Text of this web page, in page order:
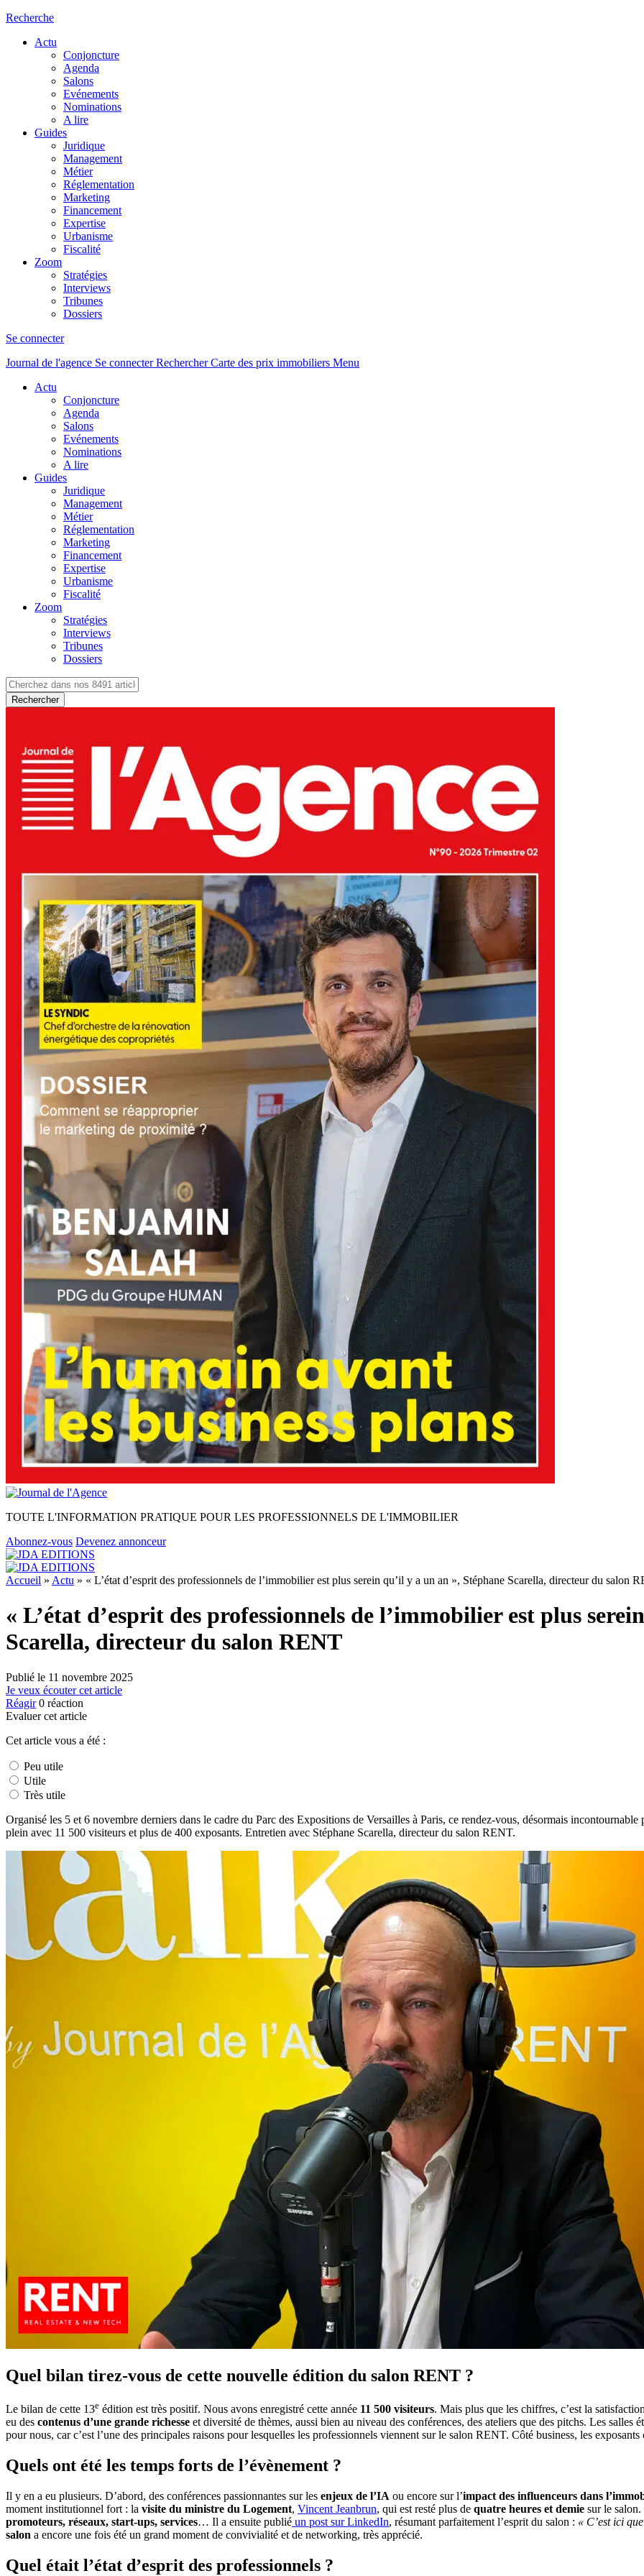
Recherche
Actu
Conjoncture
Agenda
Salons
Evénements
Nominations
A lire
Guides
Juridique
Management
Métier
Réglementation
Marketing
Financement
Expertise
Urbanisme
Fiscalité
Zoom
Stratégies
Interviews
Tribunes
Dossiers
Se connecter
Journal de l'agence Se connecterRechercher Carte des prix immobiliers Menu
Actu
Conjoncture
Agenda
Salons
Evénements
Nominations
A lire
Guides
Juridique
Management
Métier
Réglementation
Marketing
Financement
Expertise
Urbanisme
Fiscalité
Zoom
Stratégies
Interviews
Tribunes
Dossiers
Rechercher
TOUTE L'INFORMATION PRATIQUE POUR LES PROFESSIONNELS DE L'IMMOBILIER
Abonnez-vous Devenez annonceur
Accueil » Actu » « L’état d’esprit des professionnels de l’immobilier est plus serein qu’il y a un an », Stéphane Scarella, directeur du salon
« L’état d’esprit des professionnels de l’immobilier est plus
Scarella, directeur du salon RENT
Publié le 11 novembre 2025
Je veux écouter cet article
Réagir 0 réaction
Evaluer cet article
Cet article vous a été :
Peu utile
Utile
Très utile
Organisé les 5 et 6 novembre derniers dans le cadre du Parc des Expositions de Versailles à Paris, ce rendez-vous, désormais
plein avec 11 500 visiteurs et plus de 400 exposants. Entretien avec Stéphane Scarella, directeur du salon RENT.
Quel bilan tirez-vous de cette nouvelle édition du salon RENT ?
Le bilan de cette 13e édition est très positif. Nous avons enregistré cette année 11 500 visiteurs. Mais plus que les chiffres, c’est la
eu des contenus d’une grande richesse et diversité de thèmes, aussi bien au niveau des conférences, des ateliers que des pitchs. Les salles
pour nous, car c’est l’une des principales raisons pour lesquelles les professionnels viennent sur le salon RENT. Côté business, les
Quels ont été les temps forts de l’évènement ?
Il y en a eu plusieurs. D’abord, des conférences passionnantes sur les enjeux de l’IA ou encore sur l’impact des influenceurs dans
moment institutionnel fort : la visite du ministre du Logement, Vincent Jeanbrun, qui est resté plus de quatre heures et demie sur le
promoteurs, réseaux, start-ups, services… Il a ensuite publié un post sur LinkedIn, résumant parfaitement l’esprit du salon : « C’est ici
salon a encore une fois été un grand moment de convivialité et de networking, très apprécié.
Quel était l’état d’esprit des professionnels ?